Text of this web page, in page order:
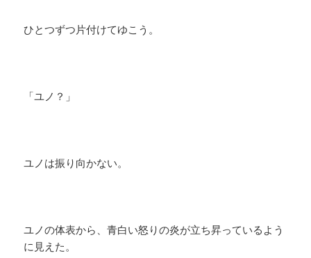
ひとつずつ片付けてゆこう。
「ユノ？」
ユノは振り向かない。
ユノの体表から、青白い怒りの炎が立ち昇っているよう
に見えた。